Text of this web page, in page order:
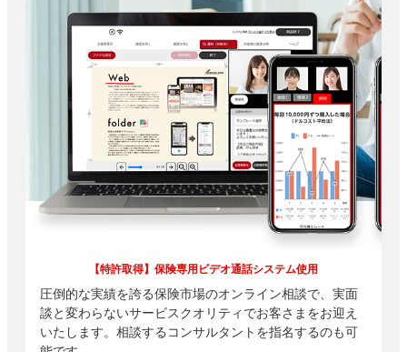
【特許取得】保険専用ビデオ通話システム使用
圧倒的な実績を誇る保険市場のオンライン相談で、実面
談と変わらないサービスクオリティでお客さまをお迎え
いたします。相談するコンサルタントを指名するのも可